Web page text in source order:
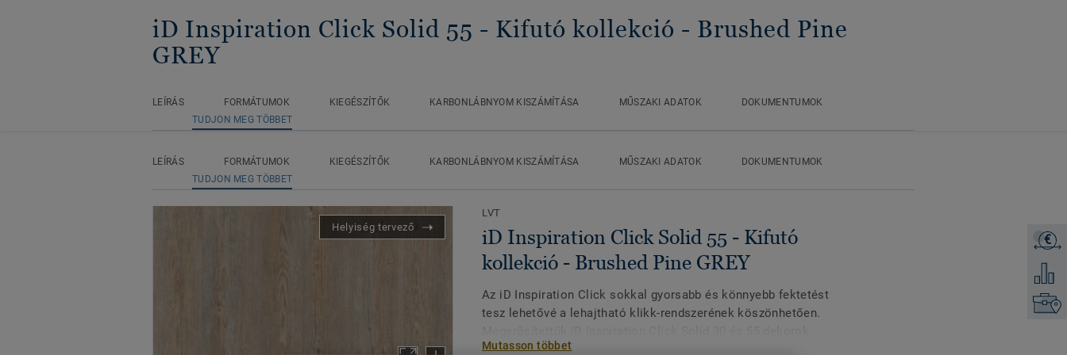
iD Inspiration Click Solid 55 - Kifutó kollekció - Brushed Pine
GREY
LEÍRÁS FORMÁTUMOK KIEGÉSZÍTŐK KARBONLÁBNYOM KISZÁMÍTÁSA MŰSZAKI ADATOK
DOKUMENTUMOK
TUDJON MEG TÖBBET
€
LVT iD Inspiration Click Solid 55 - Kifutó kollekció
LEÍRÁS FORMÁTUMOK KIEGÉSZÍTŐK KARBONLÁBNYOM KISZÁMÍTÁSA MŰSZAKI ADATOK
DOKUMENTUMOK
TUDJON MEG TÖBBET
Helyiség tervező
LVT
iD Inspiration Click Solid 55 - Kifutó
kollekció - Brushed Pine GREY
Az iD Inspiration Click sokkal gyorsabb és könnyebb fektetést
tesz lehetővé a lehajtható klikk-rendszerének köszönhetően.
merevségét,eltávolodva a rugalmastól a félmerev tulajdonság
Mutasson többet